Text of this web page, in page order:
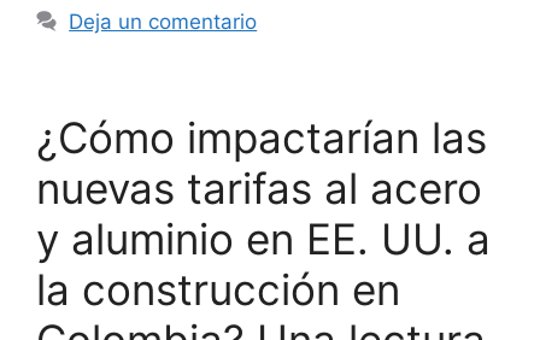
Deja un comentario
¿Cómo impactarían las
nuevas tarifas al acero
y aluminio en EE. UU. a
la construcción en